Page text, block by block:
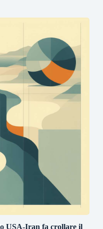
USA-Iran fa crollare il